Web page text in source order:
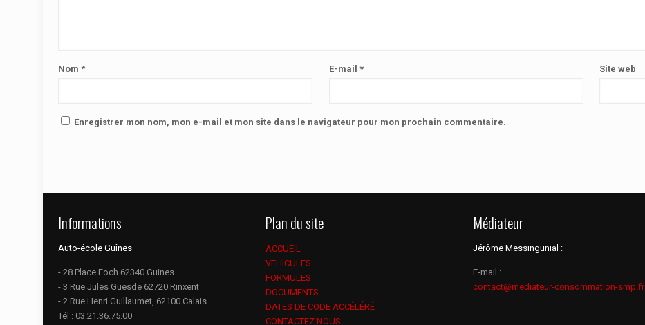
Nom * E-mail * Site web
Enregistrer mon nom, mon e-mail et mon site dans le navigateur pour mon prochain commentaire.
Informations
Auto-école Guînes
- 28 Place Foch 62340 Guines
- 3 Rue Jules Guesde 62720 Rinxent
- 2 Rue Henri Guillaumet, 62100 Calais
Tél : 03.21.36.75.00
Plan du site
ACCUEIL
VEHICULES
FORMULES
DOCUMENTS
DATES DE CODE ACCÉLÉRÉ
CONTACTEZ NOUS
Médiateur
Jérôme Messingunial :
E-mail :
contact@mediateur-consommation-smp.fr